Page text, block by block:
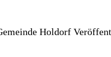
Holdorf